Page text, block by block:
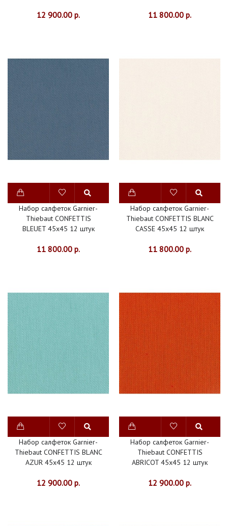
12 900.00 р. 11 800.00 р.
Набор салфеток Garnier-
Thiebaut CONFETTIS
BLEUET 45х45 12 штук
11 800.00 р.
Набор салфеток Garnier-
Thiebaut CONFETTIS BLANC
CASSE 45х45 12 штук
11 800.00 р.
Набор салфеток Garnier-
Thiebaut CONFETTIS BLANC
AZUR 45х45 12 штук
12 900.00 р.
Набор салфеток Garnier-
Thiebaut CONFETTIS
ABRICOT 45х45 12 штук
12 900.00 р.